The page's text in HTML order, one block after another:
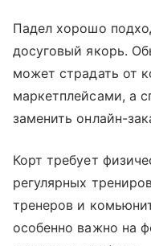
Падел хорошо
досуговый якорь.
может страдать от
маркетплейсами, а
заменить онлайн-
Корт требует
регулярных
тренеров и
особенно важно на